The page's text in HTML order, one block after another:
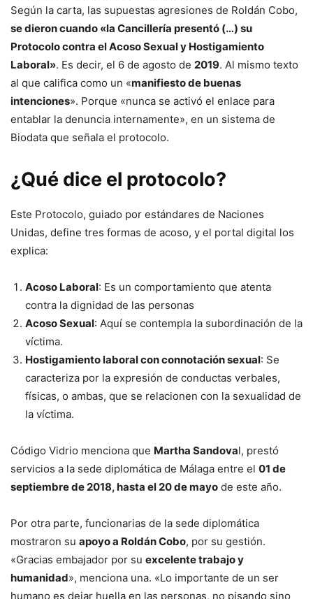
Según la carta, las supuestas agresiones de Roldán Cobo,
se dieron cuando «la Cancillería presentó (…) su
Protocolo contra el Acoso Sexual y Hostigamiento
Laboral». Es decir, el 6 de agosto de 2019. Al mismo texto
al que califica como un «manifiesto de buenas
intenciones». Porque «nunca se activó el enlace para
entablar la denuncia internamente», en un sistema de
Biodata que señala el protocolo.
¿Qué dice el protocolo?
Este Protocolo, guiado por estándares de Naciones
Unidas, define tres formas de acoso, y el portal digital los
explica:
Acoso Laboral: Es un comportamiento que atenta
contra la dignidad de las personas
Acoso Sexual: Aquí se contempla la subordinación de la
víctima.
Hostigamiento laboral con connotación sexual: Se
caracteriza por la expresión de conductas verbales,
físicas, o ambas, que se relacionen con la sexualidad de
la víctima.
Código Vidrio menciona que Martha Sandoval, prestó
servicios a la sede diplomática de Málaga entre el 01 de
septiembre de 2018, hasta el 20 de mayo de este año.
Por otra parte, funcionarias de la sede diplomática
mostraron su apoyo a Roldán Cobo, por su gestión.
«Gracias embajador por su excelente trabajo y
humanidad», menciona una. «Lo importante de un ser
humano es dejar huella en las personas, no pisando sino